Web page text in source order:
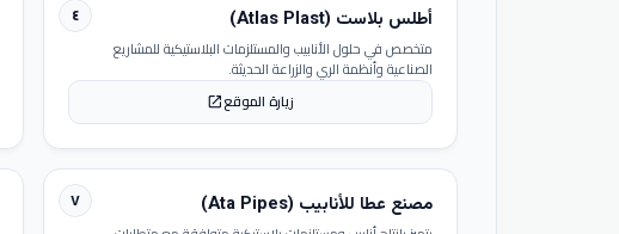
٤ أطلس بلاست (Atlas Plast)
متخصص في حلول الأنابيب والمستلزمات البلاستيكية للمشاريع
الصناعية وأنظمة الري والزراعة الحديثة.
زيارة الموقعopen_in_new
٧ مصنع عطا للأنابيب (Ata Pipes)